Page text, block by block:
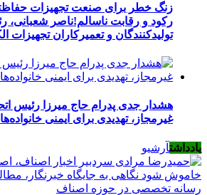
زنگ خطر برای صنعت تجهیزات
رکود و رقابت ناسالم!ناصر شعبانی،
تولیدکنندگان و تعمیرکاران تجهیزات
هشدار جدی پدرام حاج میرزا رئیس
غیرمجاز، تهدیدی برای ایمنی
یادداشتآرشیو